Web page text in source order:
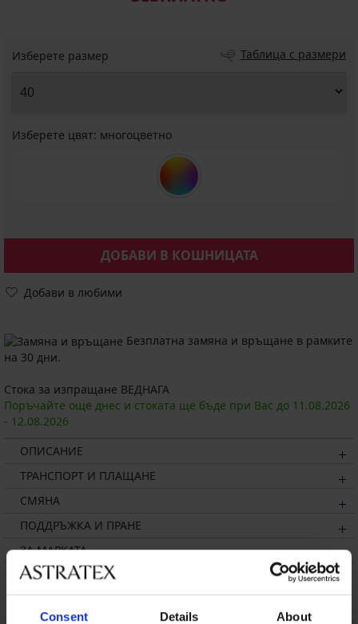
Consent Details About
Изберете размер Таблица с размери
Изберете цвят: многоцветно
ДОБАВИ В КОШНИЦАТА
Добави в любими
Безплатна замяна и връщане в рамките
на 30 дни.
Стока за изпращане ВЕДНАГА
Поръчайте още днес и стоката ще бъде при Вас до 11.08.2026
- 12.08.2026
ОПИСАНИЕ
ТРАНСПОРТ И ПЛАЩАНЕ
СМЯНА
ПОДДРЪЖКА И ПРАНЕ
ЗА МАРКАТА
Може да ви хареса